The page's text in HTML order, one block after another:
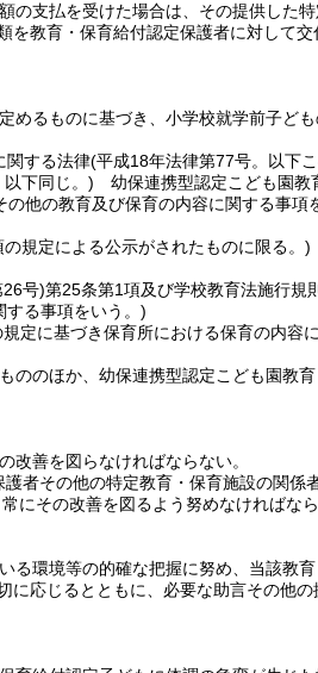
支払を受けた場合は、その提供した特
教育・保育給付認定保護者に対して
めるものに基づき、小学校就学前子ど
関する法律(平成18年法律第77号。以下
下同じ。) 幼保連携型認定こども園教
他の教育及び保育の内容に関する事項
規定による公示がされたものに限る。)
号)第25条第1項及び学校教育法施行規則
する事項をいう。)
定に基づき保育所における保育の内容
ののほか、幼保連携型認定こども園教
改善を図らなければならない。
者その他の特定教育・保育施設の関係
にその改善を図るよう努めなければなら
環境等の的確な把握に努め、当該教
応じるとともに、必要な助言その他